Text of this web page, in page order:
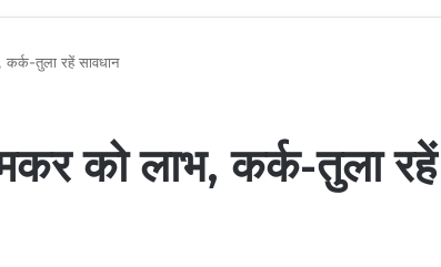
कर्क-तुला रहें सावधान
को लाभ, कर्क-तुला रहें